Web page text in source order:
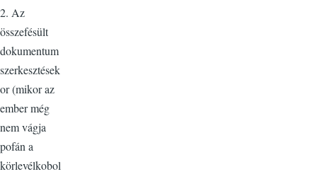
2. Az
összefésült
dokumentum
szerkesztések
or (mikor az
ember még
nem vágja
pofán a
körlevélkobol